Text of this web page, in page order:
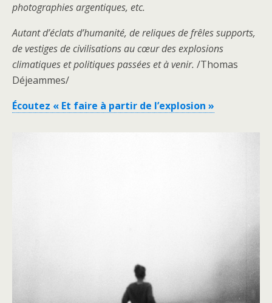
photographies argentiques, etc.
Autant d’éclats d’humanité, de reliques de frêles supports,
de vestiges de civilisations au cœur des explosions
climatiques et politiques passées et à venir. /Thomas
Déjeammes/
Écoutez « Et faire à partir de l’explosion »